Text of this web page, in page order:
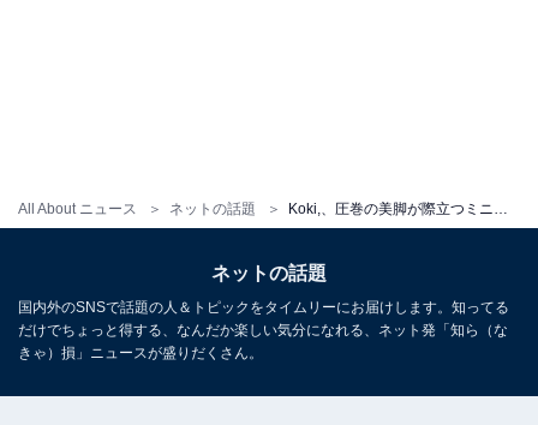
All About ニュース ネットの話題
ネットの話題
国内外のSNSで話題の人＆トピックをタイムリーにお届けします。知ってる
だけでちょっと得する、なんだか楽しい気分になれる、ネット発「知ら（な
きゃ）損」ニュースが盛りだくさん。